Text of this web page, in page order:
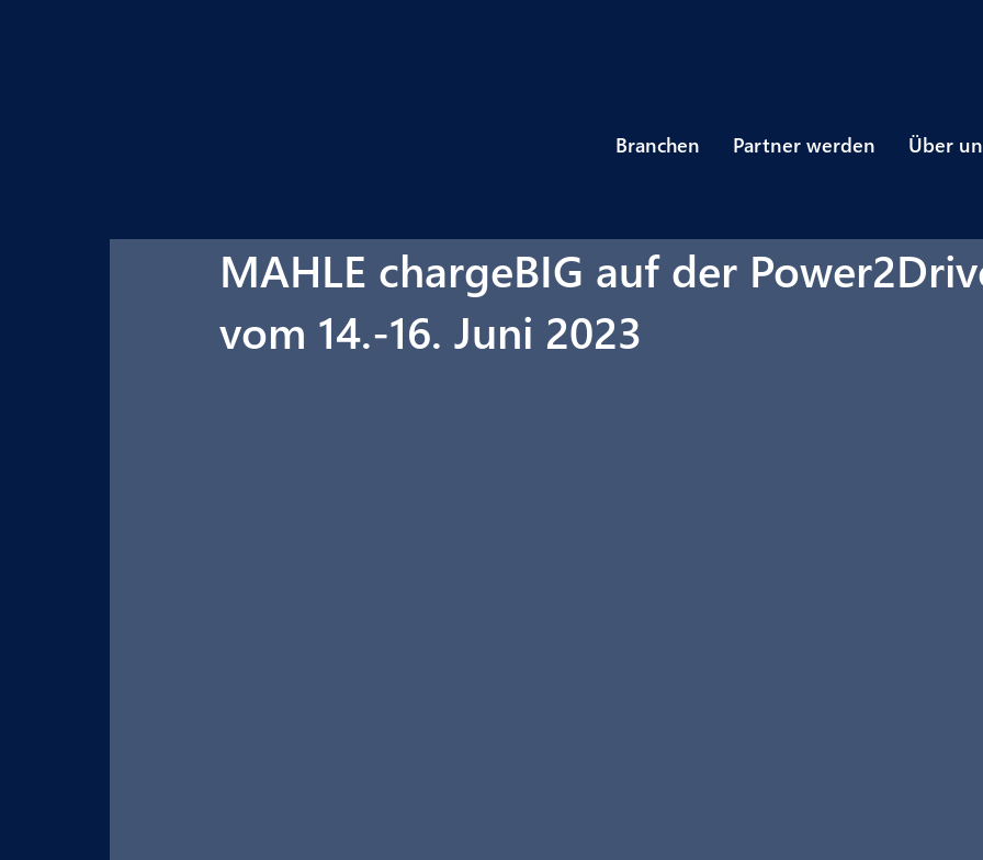
Branchen Partner werden Über
MAHLE chargeBIG auf der
vom 14.-16. Juni 2023